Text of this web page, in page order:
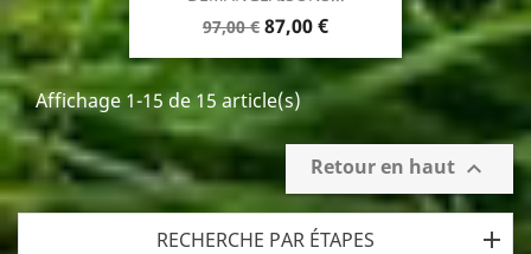
Prix
base
97,00 € Prix
87,00 €
Affichage 1-15 de 15 article(s)
Retour en haut 
RECHERCHE PAR ÉTAPES